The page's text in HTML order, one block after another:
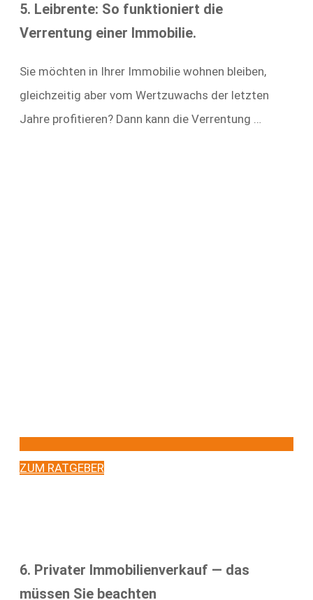
5. Leibrente: So funktioniert die
Verrentung einer Immobilie.
Sie möchten in Ihrer Immobilie wohnen bleiben,
gleichzeitig aber vom Wertzuwachs der letzten
Jahre profitieren? Dann kann die Verrentung …
ZUM RATGEBER
6. Privater Immobilienverkauf — das
müssen Sie beachten